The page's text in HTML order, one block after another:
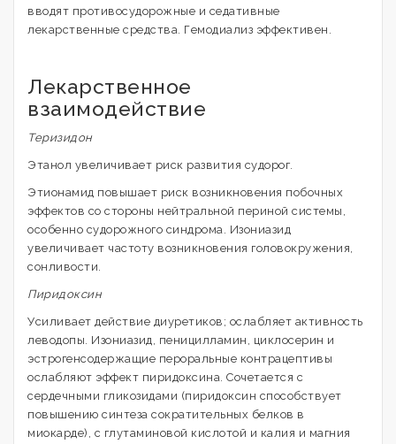
вводят противосудорожные и седативные
лекарственные средства. Гемодиализ эффективен.
Лекарственное
взаимодействие
Теризидон
Этанол увеличивает риск развития судорог.
Этионамид повышает риск возникновения побочных
эффектов со стороны нейтральной периной системы,
особенно судорожного синдрома. Изониазид
увеличивает частоту возникновения головокружения,
сонливости.
Пиридоксин
Усиливает действие диуретиков; ослабляет активность
леводопы. Изониазид, пеницилламин, циклосерин и
эстрогенсодержащие пероральные контрацептивы
ослабляют эффект пиридоксина. Сочетается с
сердечными гликозидами (пиридоксин способствует
повышению синтеза сократительных белков в
миокарде), с глутаминовой кислотой и калия и магния